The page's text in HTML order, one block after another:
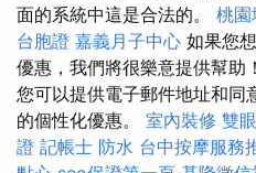
面的系統中這是合法的。 桃園
台胞證 嘉義月子中心 如果您
優惠，我們將很樂意提供幫助
您可以提供電子郵件地址和同
的個性化優惠。 室內裝修 雙
證 記帳士 防水 台中按摩服務